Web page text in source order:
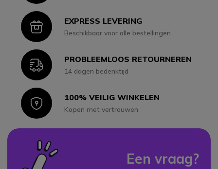
IconEXPRESS LEVERING
Beschikbaar voor alle bestellingen
IconPROBLEEMLOOS RETOURNEREN
14 dagen bedenktijd
Icon100% VEILIG WINKELEN
Kopen met vertrouwen
Een vraag?